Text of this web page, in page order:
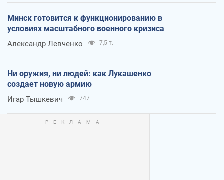
Минск готовится к функционированию в
условиях масштабного военного кризиса
Александр Левченко 7,5 т.
Ни оружия, ни людей: как Лукашенко
создает новую армию
Игар Тышкевич 747